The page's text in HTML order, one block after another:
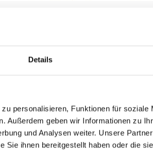
Details
personalisieren, Funktionen für soziale
Außerdem geben wir Informationen zu
und Analysen weiter. Unsere
Sie ihnen bereitgestellt haben oder die
Service.